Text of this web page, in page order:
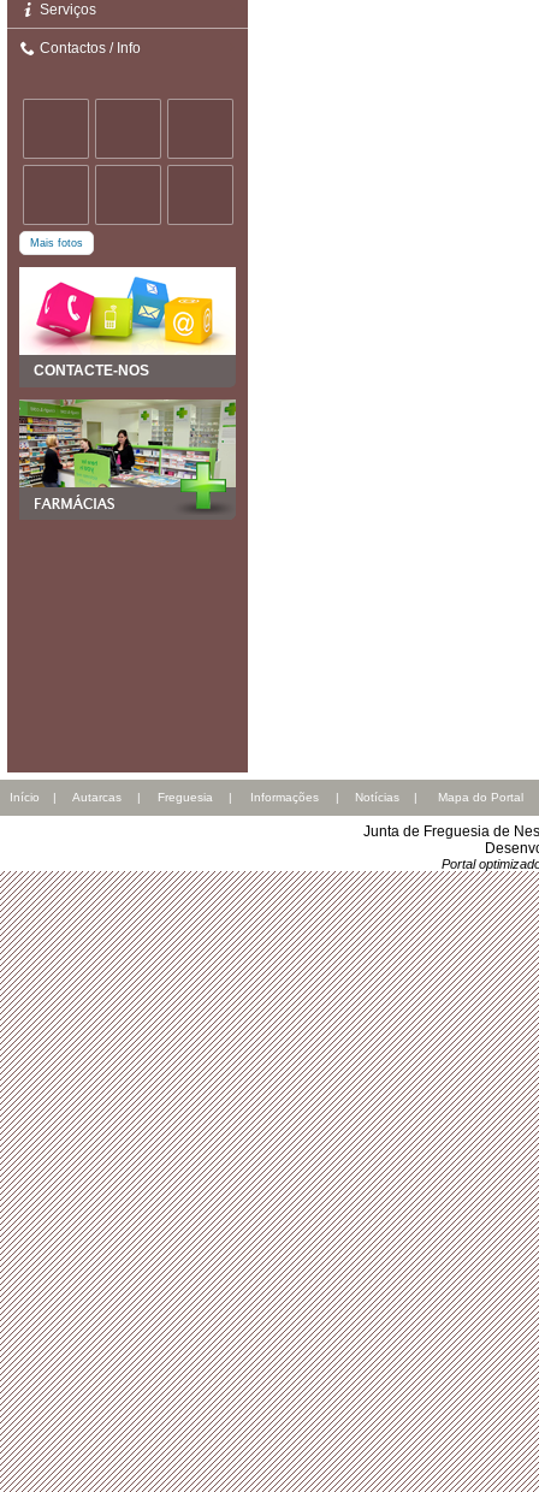
Serviços
Contactos / Info
Mais fotos
CONTACTE-NOS
Início | Autarcas | Freguesia | Informações | Notícias | Mapa do Portal
Junta de Freguesia de
Portal